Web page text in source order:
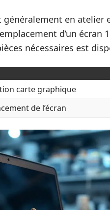
généralement en
d’un écran
nécessaires est
carte graphique
de l’écran